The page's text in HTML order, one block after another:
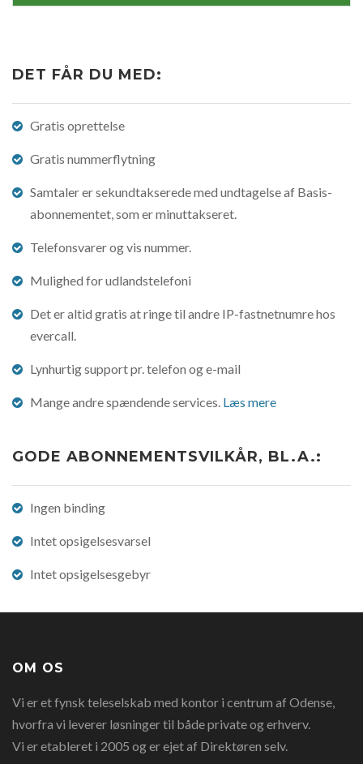
DET FÅR DU MED:
Gratis oprettelse
Gratis nummerflytning
Samtaler er sekundtakserede med undtagelse af Basis-
abonnementet, som er minuttakseret.
Telefonsvarer og vis nummer.
Mulighed for udlandstelefoni
Det er altid gratis at ringe til andre IP-fastnetnumre hos
evercall.
Lynhurtig support pr. telefon og e-mail
Mange andre spændende services. Læs mere
GODE ABONNEMENTSVILKÅR, BL.A.:
Ingen binding
Intet opsigelsesvarsel
Intet opsigelsesgebyr
OM OS
Vi er et fynsk teleselskab med kontor i centrum af Odense,
hvorfra vi leverer løsninger til både private og erhverv.
Vi er etableret i 2005 og er ejet af Direktøren selv.